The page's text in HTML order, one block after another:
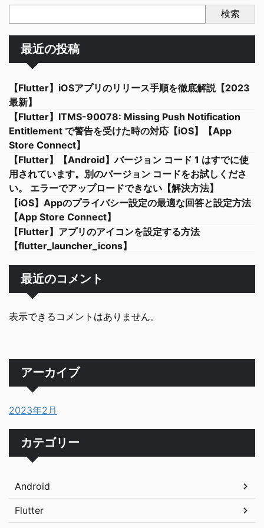
検索
最近の投稿
【Flutter】iOSアプリのリリース手順を徹底解説【2023
最新】
【Flutter】ITMS-90078: Missing Push Notification
Entitlement で警告を受けた時の対応【iOS】【App
Store Connect】
【Flutter】【Android】バージョン コード 1 はすでに使
用されています。別のバージョン コードをお試しくださ
い。 エラーでアップロードできない【解決方法】
【iOS】Appのプライバシー設定の最適な回答と設定方法
【App Store Connect】
【Flutter】アプリのアイコンを設定する方法
【flutter_launcher_icons】
最近のコメント
表示できるコメントはありません。
アーカイブ
2023年2月
カテゴリー
Android
Flutter